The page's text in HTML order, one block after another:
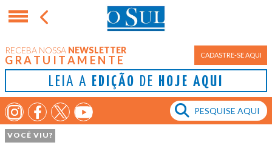
RECEBA NOSSA NEWSLETTER
GRATUITAMENTE CADASTRE-SE AQUI
LEIA A EDIÇÃO DE HOJE AQUI
VOCÊ VIU?